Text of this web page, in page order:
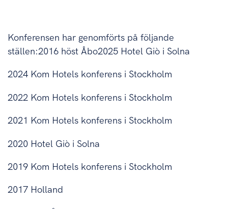
Konferensen har genomförts på följande
ställen:2016 höst Åbo2025 Hotel Giò i Solna
2024 Kom Hotels konferens i Stockholm
2022 Kom Hotels konferens i Stockholm
2021 Kom Hotels konferens i Stockholm
2020 Hotel Giò i Solna
2019 Kom Hotels konferens i Stockholm
2017 Holland